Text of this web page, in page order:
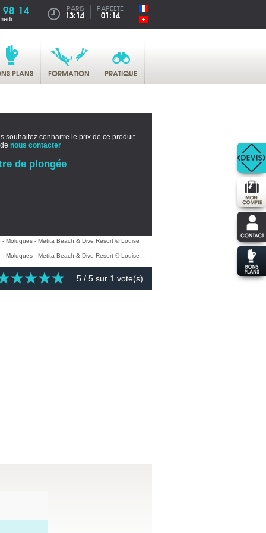
14 PARIS
13:14
PAPEETE
01:14
PLANS FORMATION PRATIQUE
souhaitez connaitre le prix de ce produit
nous contacter
de plongée
5 / 5 sur 1 vote(s)